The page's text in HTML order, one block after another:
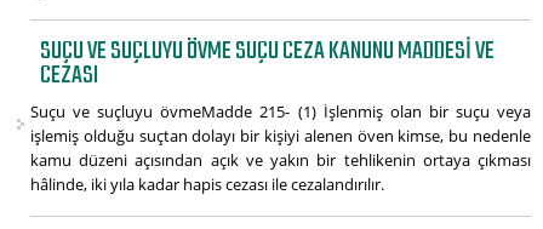
SUÇU VE SUÇLUYU ÖVME SUÇU CEZA KANUNU MADDESI VE
CEZASI
Suçu ve suçluyu övmeMadde 215- (1) İşlenmiş olan bir suçu veya
işlemiş olduğu suçtan dolayı bir kişiyi alenen öven kimse, bu nedenle
kamu düzeni açısından açık ve yakın bir tehlikenin ortaya çıkması
hâlinde, iki yıla kadar hapis cezası ile cezalandırılır.